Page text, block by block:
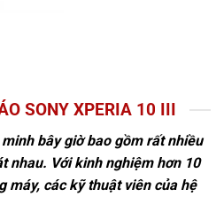
SONY XPERIA 10 III
bây giờ bao gồm rất nhiều
nhau. Với kinh nghiệm hơn 10
máy, các kỹ thuật viên của hệ